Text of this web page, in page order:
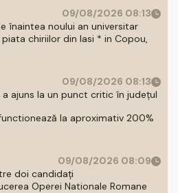
09/08/2026 08:13
înaintea noului an universitar
chiriilor din Iasi * in Copou,
09/08/2026 08:13
ajuns la un punct critic în județul
la aproximativ 200%
09/08/2026 08:09
doi candidați
Operei Nationale Romane